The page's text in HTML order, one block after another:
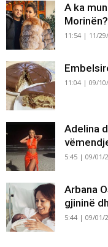
A ka
11:54 | 11/
11:04 | 09/
Adelina
5:45 | 09/01/
Arbana
gjininë
5:44 | 09/01/